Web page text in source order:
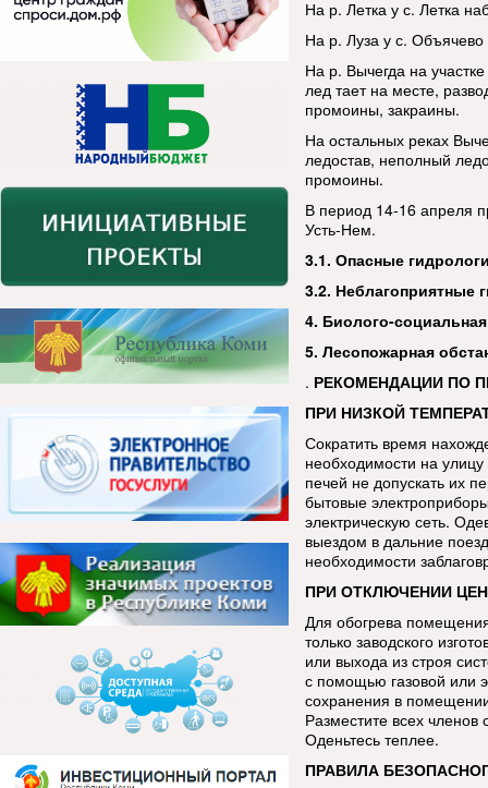
На р. Летка у с. Летка
На р. Луза у с. Объячево
На р. Вычегда на
лед тает на месте,
промоины, закраины.
На остальных реках
ледостав, неполный
промоины.
В период 14-16 апреля
Усть-Нем.
3.1. Опасные
3.2. Неблагоприятные
4. Биолого-
5. Лесопожарная
. РЕКОМЕНДАЦИИ ПО
ПРИ НИЗКОЙ
Сократить время
необходимости на
печей не допускать их
бытовые
электрическую сеть.
выездом в дальние
необходимости
ПРИ ОТКЛЮЧЕНИИ
Для обогрева
только заводского
или выхода из строя
с помощью газовой или
сохранения в
Разместите всех
Оденьтесь теплее.
ПРАВИЛА